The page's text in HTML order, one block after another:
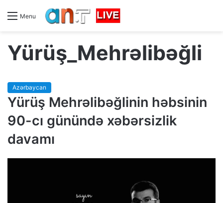
Menu
Yürüş_Mehrəlibəğli
Azərbaycan
Yürüş Mehrəlibəğlinin həbsinin
90-cı günündə xəbərsizlik
davamı